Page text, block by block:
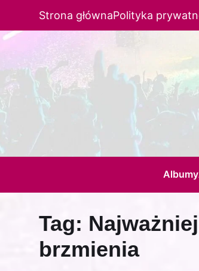
Strona głównaPolityka
Albumy
Tag:
brzmienia